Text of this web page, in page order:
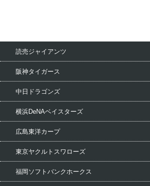
読売ジャイアンツ
阪神タイガース
中日ドラゴンズ
横浜DeNAベイスターズ
広島東洋カープ
東京ヤクルトスワローズ
福岡ソフトバンクホークス